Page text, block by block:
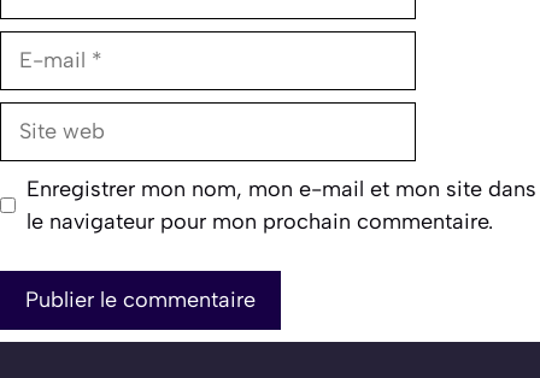
E-
Site
Enregistrer mon nom, mon e-mail et mon site dans
le navigateur pour mon prochain commentaire.